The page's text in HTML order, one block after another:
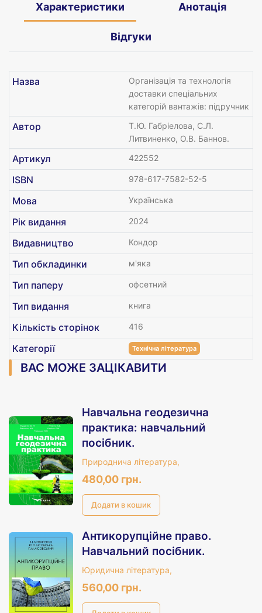
Характеристики Анотація
Відгуки
Назва
Організація та технологія
доставки спеціальних
категорій вантажів: підручник
Автор
Т.Ю. Габріелова, С.Л.
Литвиненко, О.В. Баннов.
Артикул 422552
ISBN 978-617-7582-52-5
Мова Українська
Рік видання 2024
Видавництво Кондор
Тип обкладинки м'яка
Тип паперу офсетний
Тип видання книга
Кількість сторінок 416
Категорії Технічна література
ВАС МОЖЕ ЗАЦІКАВИТИ
Навчальна геодезична
практика: навчальний
посібник.
Природнича література,
480,00 грн.
Антикорупційне право.
Навчальний посібник.
Юридична література,
560,00 грн.